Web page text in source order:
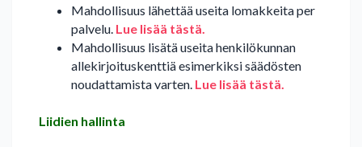
Mahdollisuus lähettää useita lomakkeita per
palvelu. Lue lisää tästä.
Mahdollisuus lisätä useita henkilökunnan
allekirjoituskenttiä esimerkiksi säädösten
noudattamista varten. Lue lisää tästä.
Liidien hallinta